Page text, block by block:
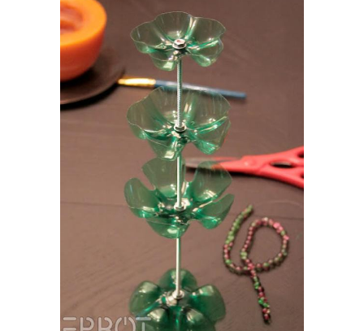
Сумки из пластиковых
бутылок